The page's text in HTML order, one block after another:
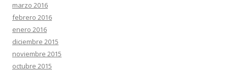
marzo 2016
febrero 2016
enero 2016
diciembre 2015
noviembre 2015
octubre 2015